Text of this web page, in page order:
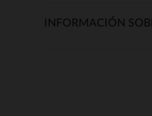
INFORMACIÓN